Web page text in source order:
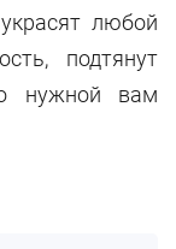
любой
подтянут
нужной вам